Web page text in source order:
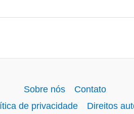
Sobre nós
Contato
de privacidade
Direitos